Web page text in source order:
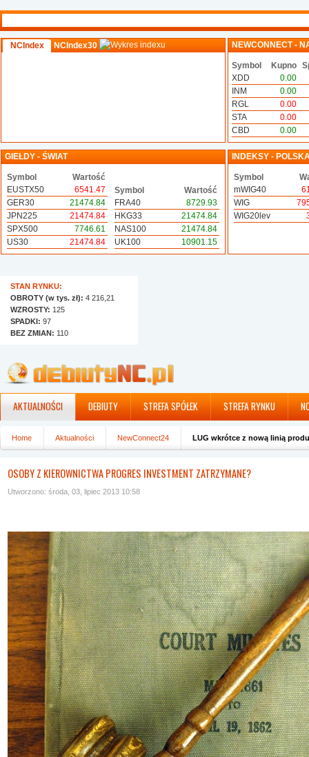
NCIndex NCIndex30 NEWCONNECT -
Symbol Kupno
XDD
0.00
INM
0.00
RGL
0.00
STA
0.00
CBD
0.00
GIEŁDY - ŚWIAT
Symbol
Wartość
EUSTX50
6541.47
GER30
21474.84
JPN225
21474.84
SPX500
7746.61
US30
21474.84
Symbol
Wartość
FRA40
8729.93
HKG33
21474.84
NAS100
21474.84
UK100
10901.15
INDEKSY -
Symbol
mWIG40
WIG
WIG20lev
STAN RYNKU:
OBROTY (w tys. zł): 4 216,21
WZROSTY: 125
SPADKI: 97
BEZ ZMIAN: 110
AKTUALNOŚCI DEBIUTY STREFA SPÓŁEK STREFA RYNKU
Home Aktualności NewConnect24 LUG wkrótce z nową linią
OSOBY Z KIEROWNICTWA PROGRES INVESTMENT ZATRZYMANE?
Utworzono: środa, 03, lipiec 2013 10:58